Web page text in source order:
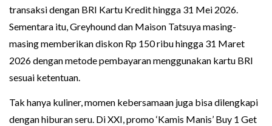
transaksi dengan BRI Kartu Kredit hingga 31 Mei 2026.
Sementara itu, Greyhound dan Maison Tatsuya masing-
masing memberikan diskon Rp 150 ribu hingga 31 Maret
2026 dengan metode pembayaran menggunakan kartu BRI
sesuai ketentuan.
Tak hanya kuliner, momen kebersamaan juga bisa dilengkapi
dengan hiburan seru. Di XXI, promo ‘Kamis Manis’ Buy 1 Get